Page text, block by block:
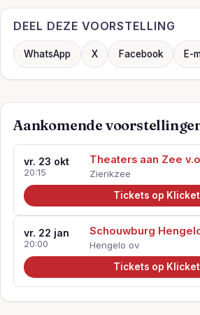
DEEL DEZE VOORSTELLING
WhatsApp X Facebook E-
Aankomende
vr. 23 okt
20:15
Theaters aan Zee
Zierikzee
Tickets op Klicket
vr. 22 jan
20:00
Schouwburg
Hengelo ov
Tickets op Klicket